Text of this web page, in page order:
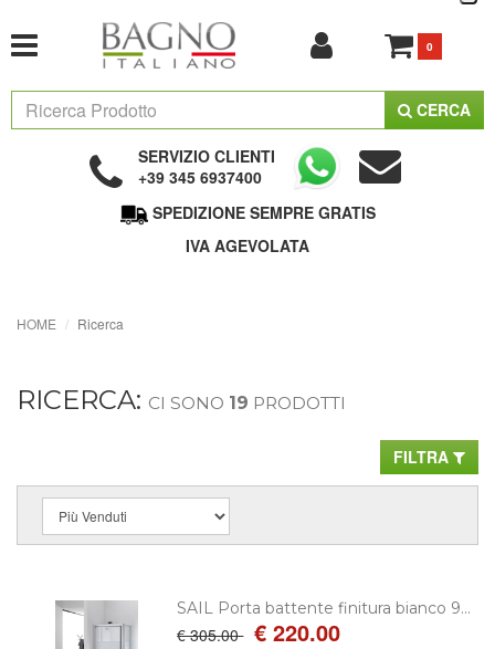
0
CERCA
SERVIZIO CLIENTI
+39 345 6937400
SPEDIZIONE SEMPRE GRATIS
IVA AGEVOLATA
HOME Ricerca
RICERCA: CI SONO 19 PRODOTTI
FILTRA
SAIL Porta battente finitura bianco 9...
€ 305.00 € 220.00